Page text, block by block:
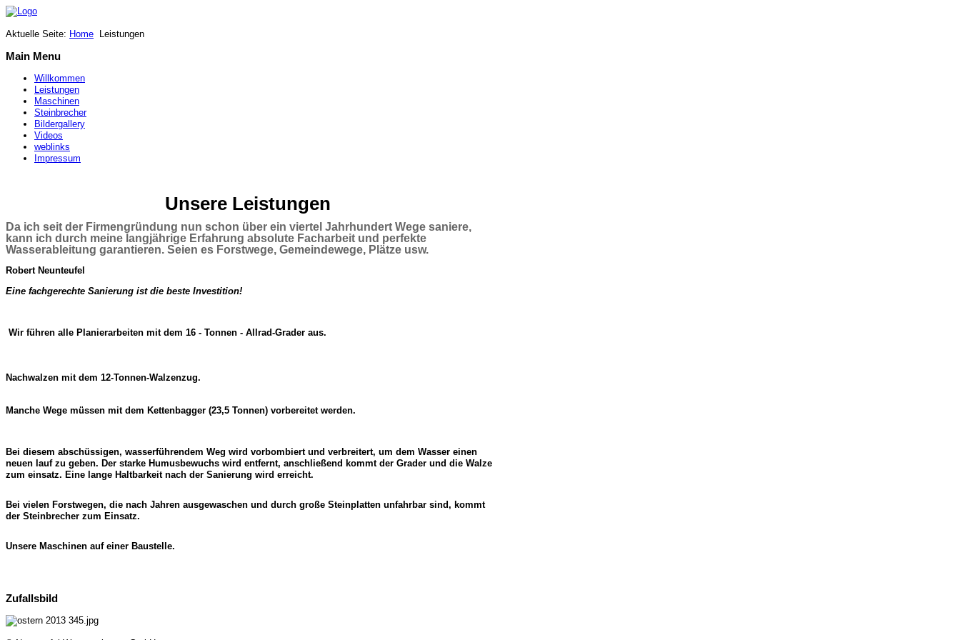
Aktuelle Seite: Home Leistungen
Main Menu
Willkommen
Leistungen
Maschinen
Steinbrecher
Bildergallery
Videos
weblinks
Impressum
Unsere Leistungen
Da ich seit der Firmengründung nun schon über ein viertel Jahrhundert Wege saniere,
kann ich durch meine langjährige Erfahrung absolute Facharbeit und perfekte
Wasserableitung garantieren. Seien es Forstwege, Gemeindewege, Plätze usw.
Robert Neunteufel
Eine fachgerechte Sanierung ist die beste Investition!
Wir führen alle Planierarbeiten mit dem 16 - Tonnen - Allrad-Grader aus.
Nachwalzen mit dem 12-Tonnen-Walzenzug.
Manche Wege müssen mit dem Kettenbagger (23,5 Tonnen) vorbereitet werden.
Bei diesem abschüssigen, wasserführendem Weg wird vorbombiert und verbreitert, um dem Wasser einen
neuen lauf zu geben. Der starke Humusbewuchs wird entfernt, anschließend kommt der Grader und die Walze
zum einsatz. Eine lange Haltbarkeit nach der Sanierung wird erreicht.
Bei vielen Forstwegen, die nach Jahren ausgewaschen und durch große Steinplatten unfahrbar sind, kommt
der Steinbrecher zum Einsatz.
Unsere Maschinen auf einer Baustelle.
Zufallsbild